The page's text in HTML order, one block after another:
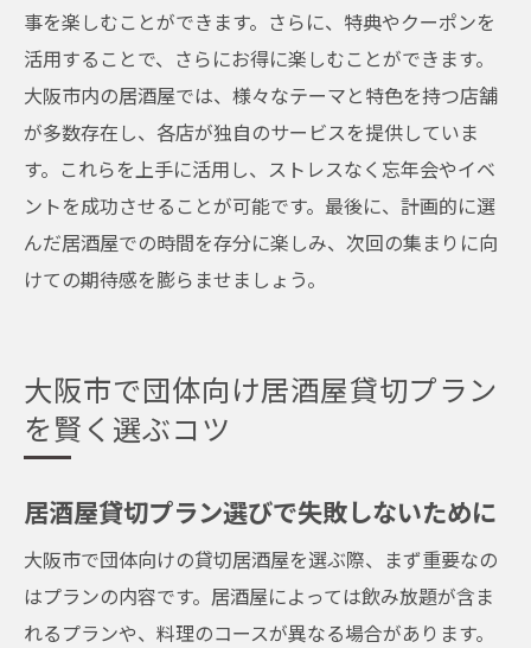
事を楽しむことができます。さらに、特典やクーポンを
活用することで、さらにお得に楽しむことができます。
大阪市内の居酒屋では、様々なテーマと特色を持つ店舗
が多数存在し、各店が独自のサービスを提供していま
す。これらを上手に活用し、ストレスなく忘年会やイベ
ントを成功させることが可能です。最後に、計画的に選
んだ居酒屋での時間を存分に楽しみ、次回の集まりに向
けての期待感を膨らませましょう。
大阪市で団体向け居酒屋貸切プラン
を賢く選ぶコツ
居酒屋貸切プラン選びで失敗しないために
大阪市で団体向けの貸切居酒屋を選ぶ際、まず重要なの
はプランの内容です。居酒屋によっては飲み放題が含ま
れるプランや、料理のコースが異なる場合があります。